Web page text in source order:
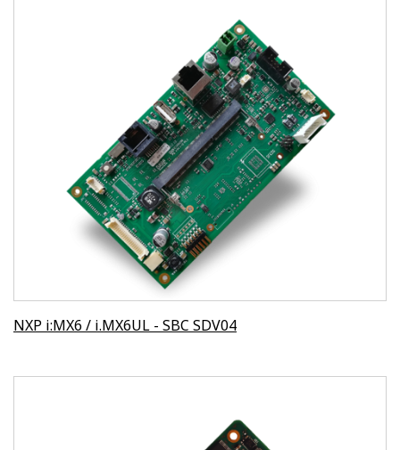
NXP i:MX6 / i.MX6UL - SBC SDV04